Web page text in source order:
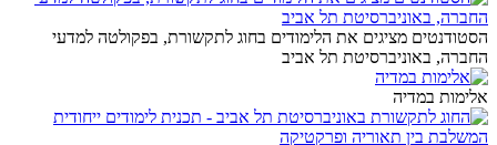
הסטודנטים מציגים את הלימודים בחוג לתקשורת, בפקולטה למדעי
החברה, באוניברסיטת תל אביב
אלימות במדיה